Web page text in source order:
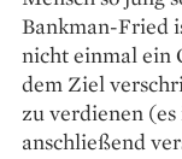
Bankman-Fried
nicht einmal ein
dem Ziel
zu verdienen
anschließend